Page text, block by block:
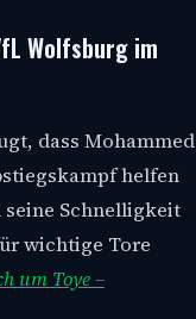
Wolfsburg im
dass Mohammed
helfen
Schnelligkeit
wichtige Tore
um Toye –